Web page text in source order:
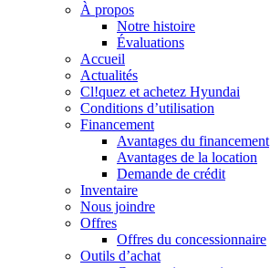
À propos
Notre histoire
Évaluations
Accueil
Actualités
Cl!quez et achetez Hyundai
Conditions d’utilisation
Financement
Avantages du financement
Avantages de la location
Demande de crédit
Inventaire
Nous joindre
Offres
Offres du concessionnaire
Outils d’achat